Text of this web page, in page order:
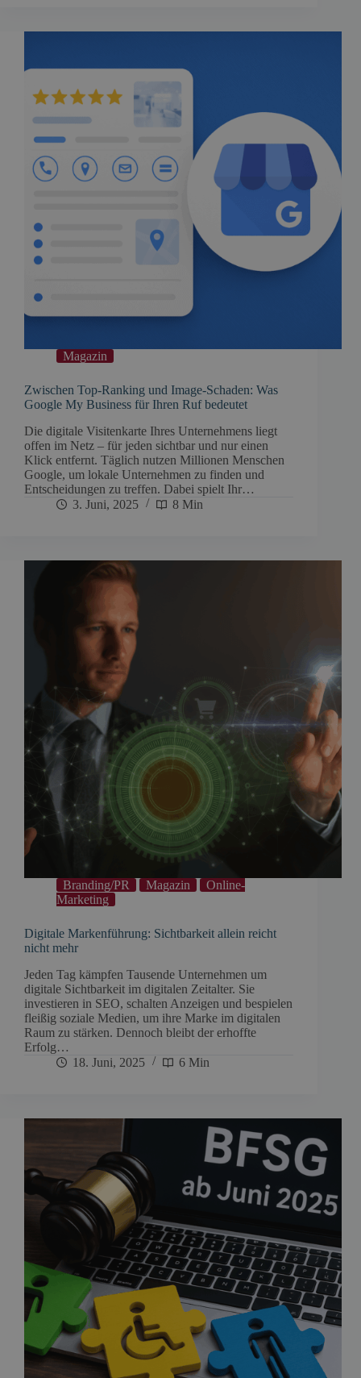
Magazin
Zwischen Top-Ranking und Image-Schaden: Was
Google My Business für Ihren Ruf bedeutet
Die digitale Visitenkarte Ihres Unternehmens liegt
offen im Netz – für jeden sichtbar und nur einen
Klick entfernt. Täglich nutzen Millionen Menschen
Google, um lokale Unternehmen zu finden und
Entscheidungen zu treffen. Dabei spielt Ihr…
3. Juni, 2025
8 Min
Branding/PR Magazin
Online-
Marketing
Digitale Markenführung: Sichtbarkeit allein reicht
nicht mehr
Jeden Tag kämpfen Tausende Unternehmen um
digitale Sichtbarkeit im digitalen Zeitalter. Sie
investieren in SEO, schalten Anzeigen und bespielen
fleißig soziale Medien, um ihre Marke im digitalen
Raum zu stärken. Dennoch bleibt der erhoffte
Erfolg…
18. Juni, 2025
6 Min